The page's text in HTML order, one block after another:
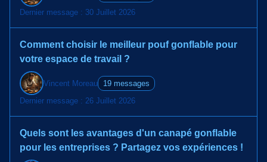
Dernier message : 30 Juillet 2026
Comment choisir le meilleur pouf gonflable pour
votre espace de travail ?
Vincent Moreau
19 messages
Dernier message : 26 Juillet 2026
Quels sont les avantages d'un canapé gonflable
pour les entreprises ? Partagez vos expériences !